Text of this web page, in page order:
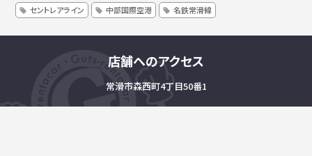
セントレアライン 中部国際空港 名鉄常滑線
店舗へのアクセス
常滑市森西町4丁目50番1